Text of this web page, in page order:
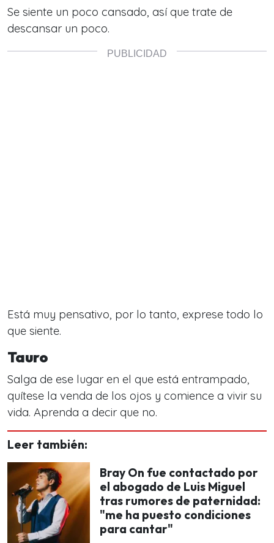
Se siente un poco cansado, así que trate de
descansar un poco.
Está muy pensativo, por lo tanto, exprese todo lo
que siente.
Tauro
Salga de ese lugar en el que está entrampado,
quítese la venda de los ojos y comience a vivir su
vida. Aprenda a decir que no.
Leer también:
Bray On fue contactado por
el abogado de Luis Miguel
tras rumores de paternidad:
"me ha puesto condiciones
para cantar"